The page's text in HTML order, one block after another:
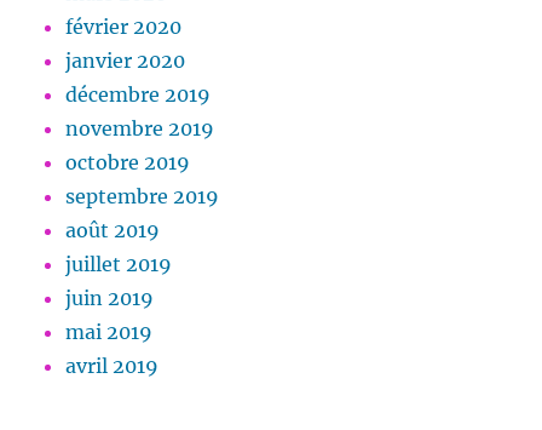
février 2020
janvier 2020
décembre 2019
novembre 2019
octobre 2019
septembre 2019
août 2019
juillet 2019
juin 2019
mai 2019
avril 2019